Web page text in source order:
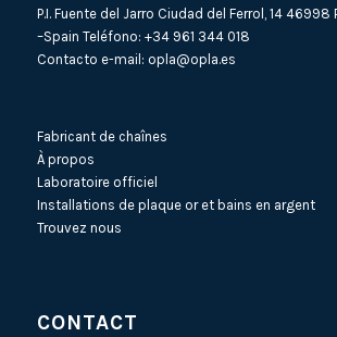
P.I. Fuente del Jarro Ciudad del Ferrol, 14 46998
–Spain Teléfono: +34 961 344 018
Contacto e-mail: opla@opla.es
Fabricant de chaînes
À propos
Laboratoire officiel
Installations de plaque or et bains en argent
Trouvez nous
CONTACT